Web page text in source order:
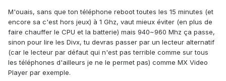
M'ouais, sans que ton téléphone reboot toutes les 15 minutes (et
encore sa c'est hors jeux) à 1 Ghz, vaut mieux éviter (en plus de
faire chauffer le CPU et la batterie) mais 940~960 Mhz ça passe,
sinon pour lire les Divx, tu devras passer par un lecteur alternatif
(car le lecteur par défaut qui n'est pas terrible comme sur tous
les téléphones d'ailleurs je ne le permet pas) comme MX Video
Player par exemple.